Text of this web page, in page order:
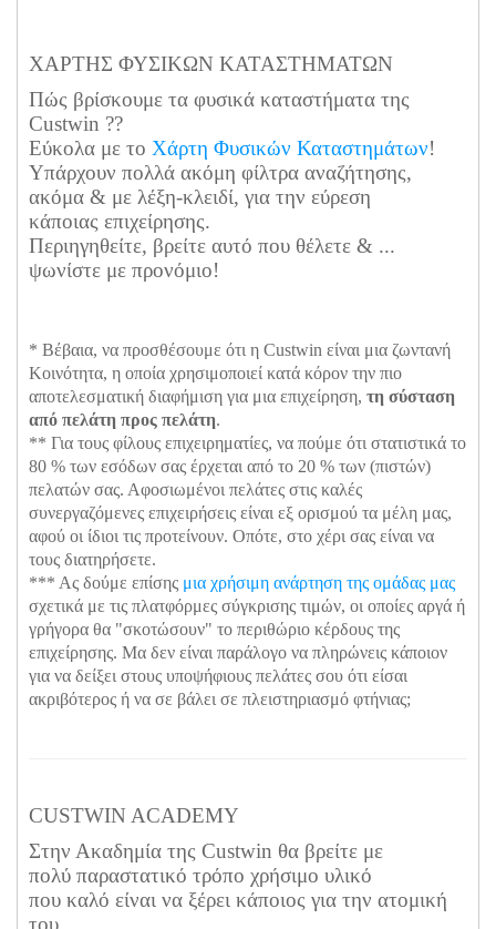
ΧΑΡΤΗΣ ΦΥΣΙΚΩΝ ΚΑΤΑΣΤΗΜΑΤΩΝ
Πώς βρίσκουμε τα φυσικά καταστήματα της
Custwin ??
Εύκολα με το Χάρτη Φυσικών Καταστημάτων!
Υπάρχουν πολλά ακόμη φίλτρα αναζήτησης,
ακόμα & με λέξη-κλειδί, για την εύρεση
κάποιας επιχείρησης.
Περιηγηθείτε, βρείτε αυτό που θέλετε & ...
ψωνίστε με προνόμιο!
* Βέβαια, να προσθέσουμε ότι η Custwin είναι μια ζωντανή
Κοινότητα, η οποία χρησιμοποιεί κατά κόρον την πιο
αποτελεσματική διαφήμιση για μια επιχείρηση, τη σύσταση
από πελάτη προς πελάτη.
** Για τους φίλους επιχειρηματίες, να πούμε ότι στατιστικά το
80 % των εσόδων σας έρχεται από το 20 % των (πιστών)
πελατών σας. Αφοσιωμένοι πελάτες στις καλές
συνεργαζόμενες επιχειρήσεις είναι εξ ορισμού τα μέλη μας,
αφού οι ίδιοι τις προτείνουν. Οπότε, στο χέρι σας είναι να
τους διατηρήσετε.
*** Ας δούμε επίσης μια χρήσιμη ανάρτηση της ομάδας μας
σχετικά με τις πλατφόρμες σύγκρισης τιμών, οι οποίες αργά ή
γρήγορα θα "σκοτώσουν" το περιθώριο κέρδους της
επιχείρησης. Μα δεν είναι παράλογο να πληρώνεις κάποιον
για να δείξει στους υποψήφιους πελάτες σου ότι είσαι
ακριβότερος ή να σε βάλει σε πλειστηριασμό φτήνιας;
CUSTWIN ACADEMY
Στην Ακαδημία της Custwin θα βρείτε με
πολύ παραστατικό τρόπο χρήσιμο υλικό
που καλό είναι να ξέρει κάποιος για την ατομική
του